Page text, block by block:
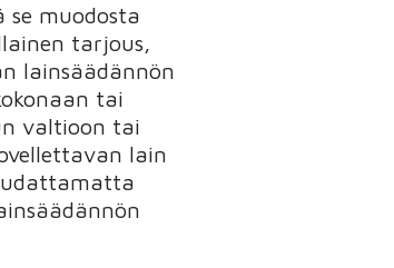
muodosta
tarjous,
lainsäädännön
tai
valtioon tai
lain